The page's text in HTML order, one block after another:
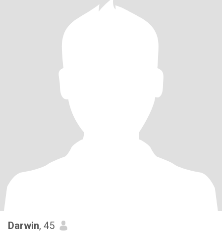
Darwin, 45